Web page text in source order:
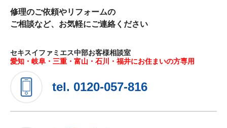
修理のご依頼やリフォームの
ご相談など、お気軽にご連絡ください
セキスイファミエス中部お客様相談室
愛知・岐阜・三重・富山・石川・福井にお住まいの方専用
tel. 0120-057-816